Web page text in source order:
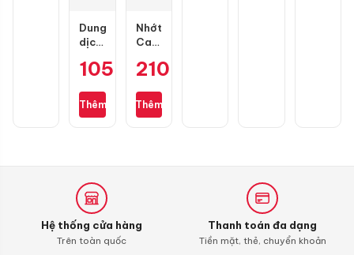
Dung
dịch
sinh
đốt
Liqui
Carbon
Cleaner
105.000₫
Thêm
Nhớt
Castrol
1
Scooter
10W30
210.000
Thêm
Hệ thống cửa hàng
Trên toàn quốc
Thanh toán đa dạng
Tiền mặt, thẻ, chuyển khoản